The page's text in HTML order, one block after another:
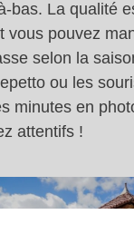
bas. La qualité
vous pouvez
selon la
ou les
minutes en
attentifs !